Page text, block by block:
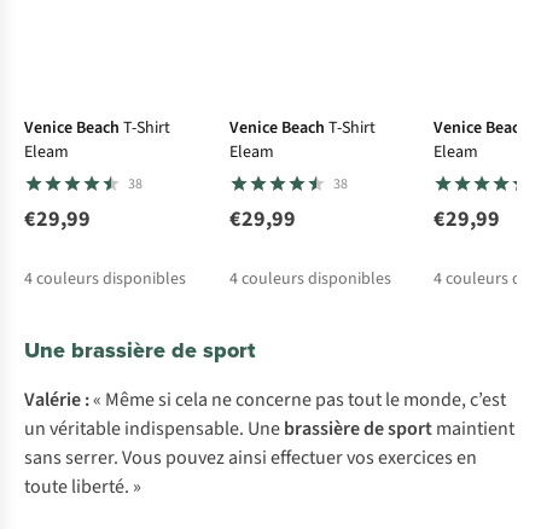
Venice Beach T-Shirt
Eleam
38
€29,99
4couleurs disponibles
Venice Beach T-Shirt
Eleam
38
€29,99
4couleurs disponibles
Venice Beach
Eleam
€29,99
4couleurs
Une brassière de sport
Valérie :« Même si cela ne concerne pas tout le monde, c’est
un véritable indispensable. Unebrassière de sportmaintient
sans serrer. Vous pouvez ainsi effectuer vos exercices en
toute liberté. »